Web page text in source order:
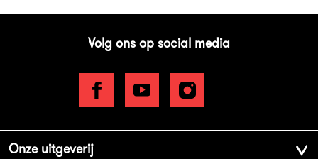
Volg ons op social media
Onze uitgeverij